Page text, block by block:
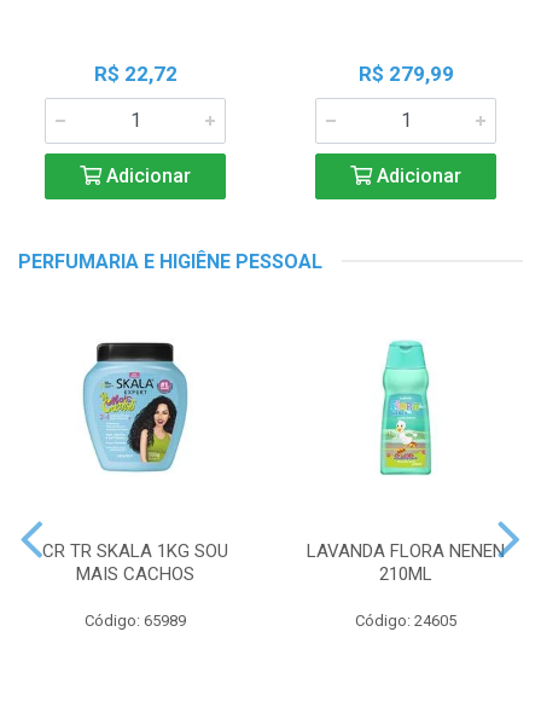
R$ 22,72
Adicionar
R$ 279,99
Adicionar
PERFUMARIA E HIGIÊNE PESSOAL
CR TR SKALA 1KG SOU
MAIS CACHOS
Código: 65989
LAVANDA FLORA NENEN
210ML
Código: 24605